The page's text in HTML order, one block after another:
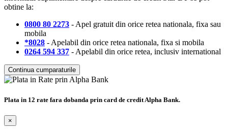
obtine la:
0800 80 2273 - Apel gratuit din orice retea nationala, fixa sau
mobila
*8028 - Apelabil din orice retea nationala, fixa si mobila
0264 594 337 - Apelabil din orice retea, inclusiv international
Continua cumparaturile
Plata in 12 rate fara dobanda prin card de credit Alpha Bank.
×